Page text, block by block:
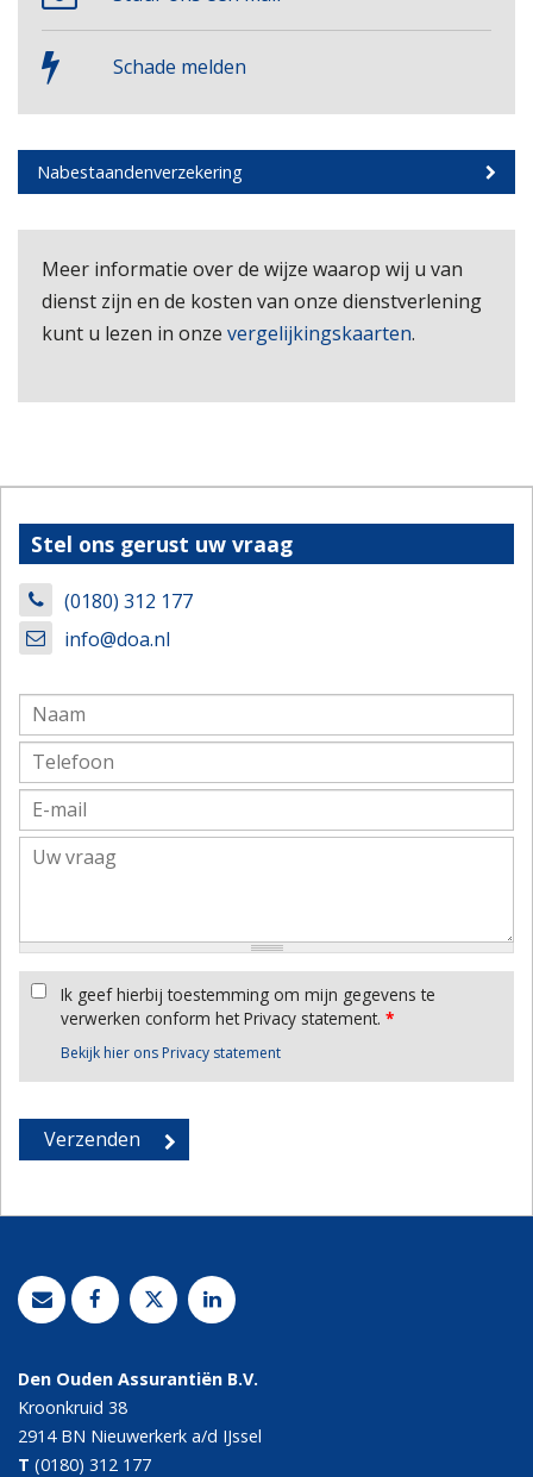
Schade melden
Nabestaandenverzekering
Meer informatie over de wijze waarop wij u van
dienst zijn en de kosten van onze dienstverlening
kunt u lezen in onze vergelijkingskaarten.
Stel ons gerust uw vraag
(0180) 312 177
info@doa.nl
Ik geef hierbij toestemming om mijn gegevens te
verwerken conform het Privacy statement. *
Bekijk hier ons Privacy statement
Den Ouden Assurantiën B.V.
Kroonkruid 38
2914 BN Nieuwerkerk a/d IJssel
T (0180) 312 177